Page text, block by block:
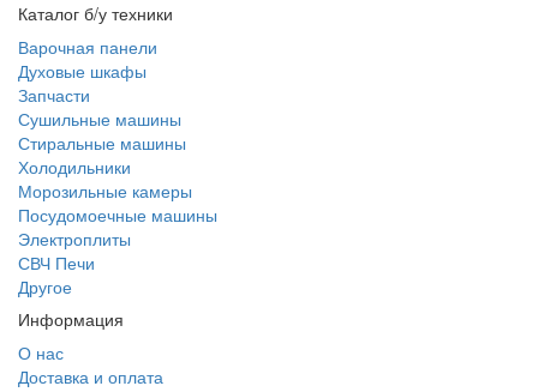
Каталог б/у техники
Варочная панели
Духовые шкафы
Запчасти
Сушильные машины
Стиральные машины
Холодильники
Морозильные камеры
Посудомоечные машины
Электроплиты
СВЧ Печи
Другое
Информация
О нас
Доставка и оплата